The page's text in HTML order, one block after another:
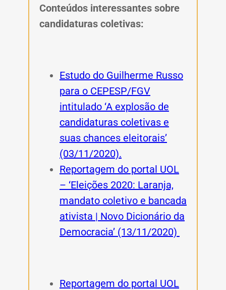
Conteúdos interessantes sobre
candidaturas coletivas:
Estudo do Guilherme Russo
para o CEPESP/FGV
intitulado ‘A explosão de
candidaturas coletivas e
suas chances eleitorais’
(03/11/2020).
Reportagem do portal UOL
– ‘Eleições 2020: Laranja,
mandato coletivo e bancada
ativista | Novo Dicionário da
Democracia’ (13/11/2020)
Reportagem do portal UOL